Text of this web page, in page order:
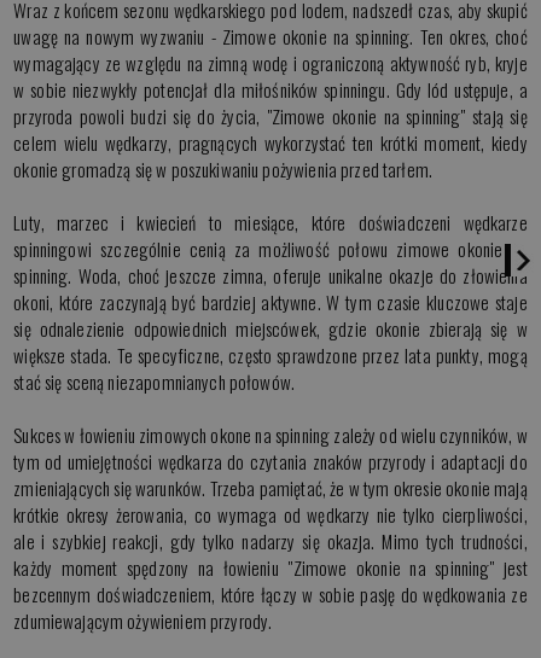
Wraz z końcem sezonu wędkarskiego pod lodem, nadszedł czas, aby skupić
uwagę na nowym wyzwaniu - Zimowe okonie na spinning. Ten okres, choć
wymagający ze względu na zimną wodę i ograniczoną aktywność ryb, kryje
w sobie niezwykły potencjał dla miłośników spinningu. Gdy lód ustępuje, a
przyroda powoli budzi się do życia, "Zimowe okonie na spinning" stają się
celem wielu wędkarzy, pragnących wykorzystać ten krótki moment, kiedy
okonie gromadzą się w poszukiwaniu pożywienia przed tarłem.
Luty, marzec i kwiecień to miesiące, które doświadczeni wędkarze
spinningowi szczególnie cenią za możliwość połowu zimowe okonie na
spinning. Woda, choć jeszcze zimna, oferuje unikalne okazje do złowienia
okoni, które zaczynają być bardziej aktywne. W tym czasie kluczowe staje
się odnalezienie odpowiednich miejscówek, gdzie okonie zbierają się w
większe stada. Te specyficzne, często sprawdzone przez lata punkty, mogą
stać się sceną niezapomnianych połowów.
Sukces w łowieniu zimowych okone na spinning zależy od wielu czynników, w
tym od umiejętności wędkarza do czytania znaków przyrody i adaptacji do
zmieniających się warunków. Trzeba pamiętać, że w tym okresie okonie mają
krótkie okresy żerowania, co wymaga od wędkarzy nie tylko cierpliwości,
ale i szybkiej reakcji, gdy tylko nadarzy się okazja. Mimo tych trudności,
każdy moment spędzony na łowieniu "Zimowe okonie na spinning" jest
bezcennym doświadczeniem, które łączy w sobie pasję do wędkowania ze
zdumiewającym ożywieniem przyrody.